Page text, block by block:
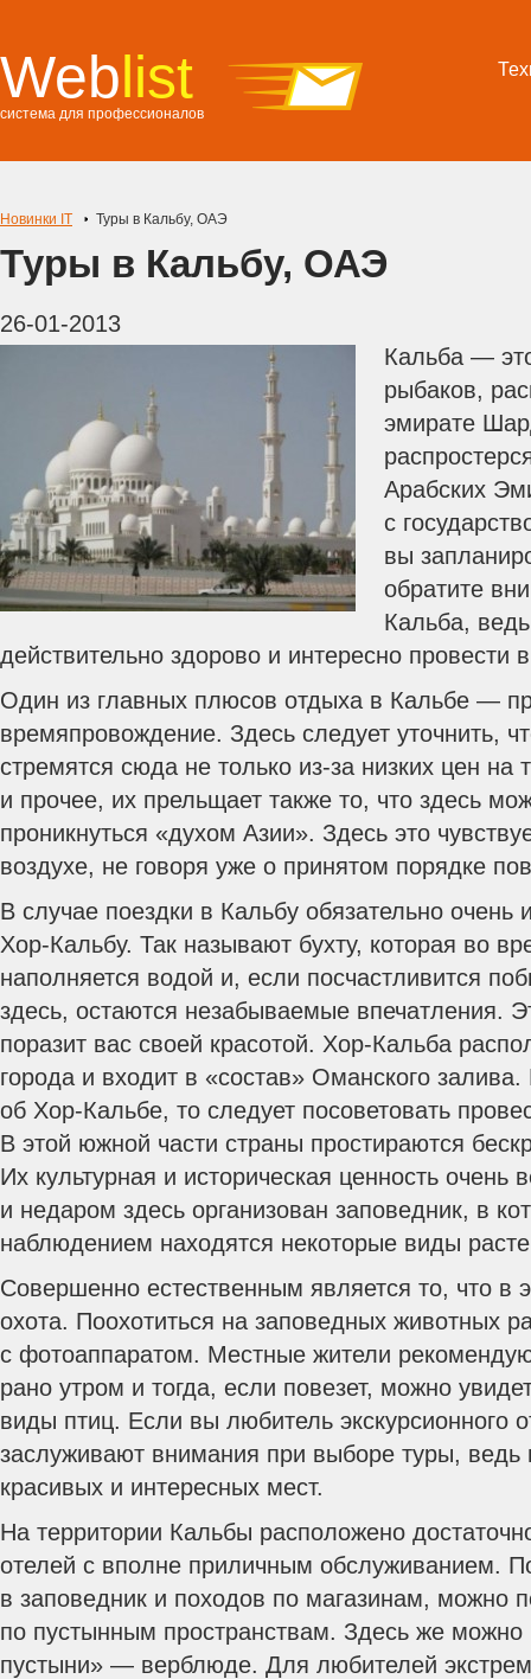
Weblist
система для профессионалов
Новинки IT Туры в Кальбу, ОАЭ
Туры в Кальбу, ОАЭ
26-01-2013
Кальба —
рыбаков,
эмирате
Арабских
с
вы
обратите
Кальба,
действительно здорово и интересно провести
Один из главных плюсов отдыха в Кальбе —
времяпровождение. Здесь следует уточнить,
стремятся сюда не только из-за низких цен на
и прочее, их прельщает также то, что здесь
проникнуться «духом Азии». Здесь это
воздухе, не говоря уже о принятом порядке
В случае поездки в Кальбу обязательно очень
Хор-Кальбу. Так называют бухту, которая во
наполняется водой и, если посчастливится
здесь, остаются незабываемые впечатления.
поразит вас своей красотой. Хор-Кальба
города и входит в «состав» Оманского
об Хор-Кальбе, то следует посоветовать
В этой южной части страны простираются
Их культурная и историческая ценность
и недаром здесь организован заповедник, в
наблюдением находятся некоторые виды
Совершенно естественным является то, что в
охота. Поохотиться на заповедных животных
с фотоаппаратом. Местные жители
рано утром и тогда, если повезет, можно
виды птиц. Если вы любитель
заслуживают внимания при выборе туры, ведь
красивых и интересных мест.
На территории Кальбы расположено
отелей с вполне приличным обслуживанием.
в заповедник и походов по магазинам, можно
по пустынным пространствам. Здесь же можно
пустыни» — верблюде. Для любителей